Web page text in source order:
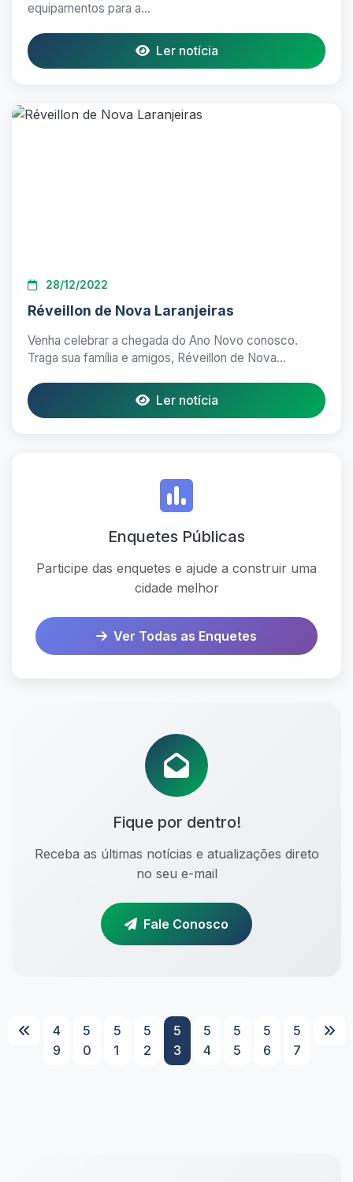
equipamentos para a...
Ler notícia
28/12/2022
Réveillon de Nova Laranjeiras
Venha celebrar a chegada do Ano Novo conosco.
Traga sua família e amigos, Réveillon de Nova...
Ler notícia
Enquetes Públicas
Participe das enquetes e ajude a construir uma
cidade melhor
Ver Todas as Enquetes
Fique por dentro!
Receba as últimas notícias e atualizações direto
no seu e-mail
Fale Conosco
4
9
5
0
5
1
5
2
5
3
5
4
5
5
5
6
5
7